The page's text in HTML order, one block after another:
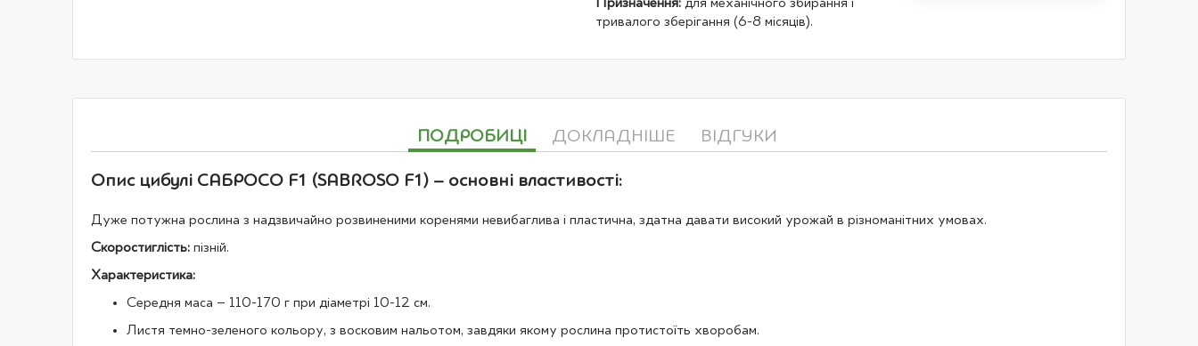
Призначення:для механічного збирання і
тривалого зберігання (6-8 місяців).
ПОДРОБИЦІ
Опис цибулі САБРОСО F1 (SABROSO F1) – основні властивості:
Дуже потужна рослина з надзвичайно розвиненими коренями невибаглива і пластична, здатна давати високий урожай в різноманітних умовах.
Скоростиглість: пізній.
Характеристика:
Середня маса – 110-170 г при діаметрі 10-12 см.
Листя темно-зеленого кольору, з восковим нальотом, завдяки якому рослина протистоїть хворобам.
ДОКЛАДНІШЕ ВІДГУКИ